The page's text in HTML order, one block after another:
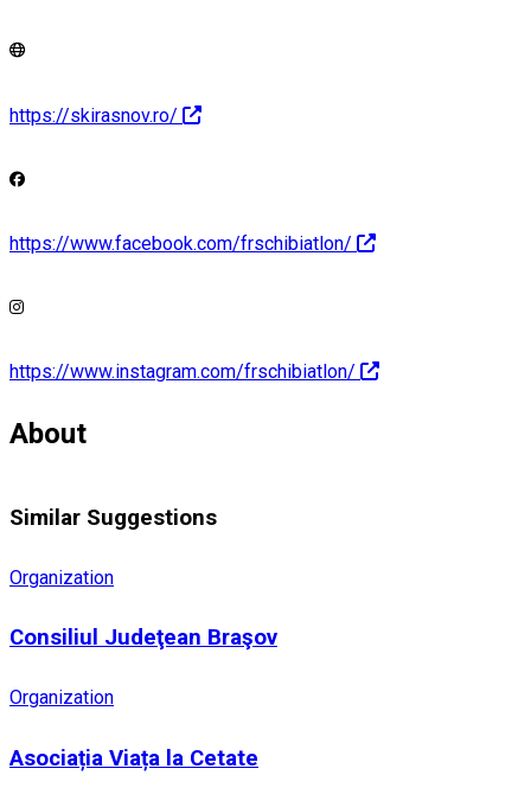
https://skirasnov.ro/
https://www.facebook.com/frschibiatlon/
https://www.instagram.com/frschibiatlon/
About
Similar Suggestions
Organization
Consiliul Judeţean Braşov
Organization
Asociația Viața la Cetate